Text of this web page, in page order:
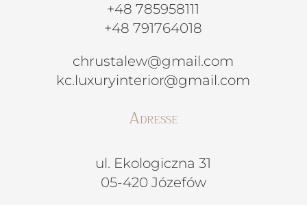
+48 785958111
+48 791764018
chrustalew@gmail.com
kc.luxuryinterior@gmail.com
Adresse
ul. Ekologiczna 31
05-420 Józefów